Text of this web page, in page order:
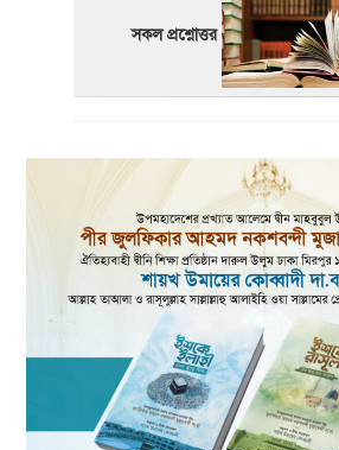
সকল প্রশ্নোত্তর